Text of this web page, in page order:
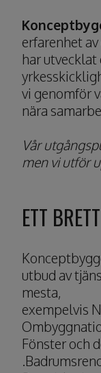
erfarenhet
har utvecklat
vi genomför
nära
Vår
men vi utför
ETT
utbud av
mesta,
exempelvis
Fönster och